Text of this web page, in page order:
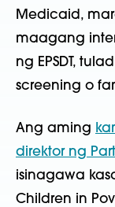
Medicaid,
maagang
ng EPSDT,
screening o
Ang aming
direktor ng
isinagawa
Children in